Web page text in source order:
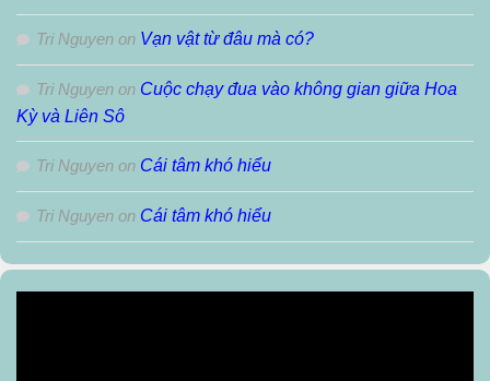
Tri Nguyen on Vạn vật từ đâu mà có?
Tri Nguyen on Cuộc chạy đua vào không gian giữa Hoa
Kỳ và Liên Sô
Tri Nguyen on Cái tâm khó hiểu
Tri Nguyen on Cái tâm khó hiểu